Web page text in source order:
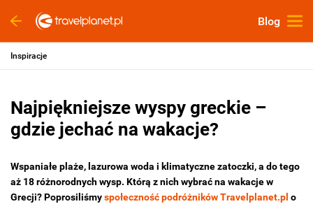
Blog
Inspiracje
Najpiękniejsze wyspy greckie –
gdzie jechać na wakacje?
Wspaniałe plaże, lazurowa woda i klimatyczne zatoczki, a do tego
aż 18 różnorodnych wysp. Którą z nich wybrać na wakacje w
Grecji? Poprosiliśmyspołeczność podróżników Travelplanet.pl o